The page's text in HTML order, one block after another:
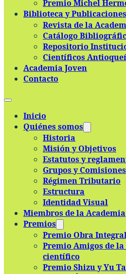
Skip to main contentSkip to footer
Premio Michel
Biblioteca y Publicaciones
Revista de la
Catálogo
Repositorio
Científicos
Academia Joven
Contacto
Inicio
Quiénes somos
Historia
Misión y Objetivos
Estatutos y
Grupos y Comisiones
Régimen Tributario
Estructura
Identidad Visual
Miembros de la Academia
Premios
Premio Obra
Premio Amigos de
científico
Premio Shizu y Yu